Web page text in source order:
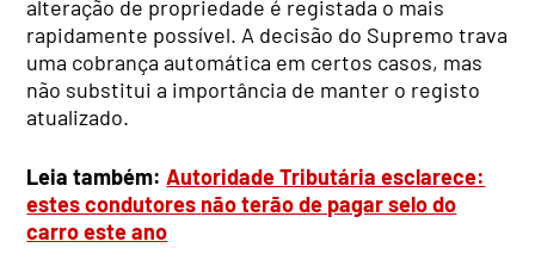
alteração de propriedade é registada o mais
rapidamente possível. A decisão do Supremo trava
uma cobrança automática em certos casos, mas
não substitui a importância de manter o registo
atualizado.
Leia também:Autoridade Tributária esclarece:
estes condutores não terão de pagar selo do
carro este ano